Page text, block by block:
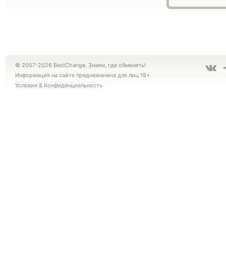
© 2007-2026 BestChange. Знаем, где обменять!
Информация на сайте предназначена для лиц 18+
Условия & Конфиденциальность